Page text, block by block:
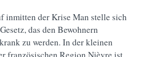
inmitten der Krise Man stelle sich
das den Bewohnern
zu werden. In der kleinen